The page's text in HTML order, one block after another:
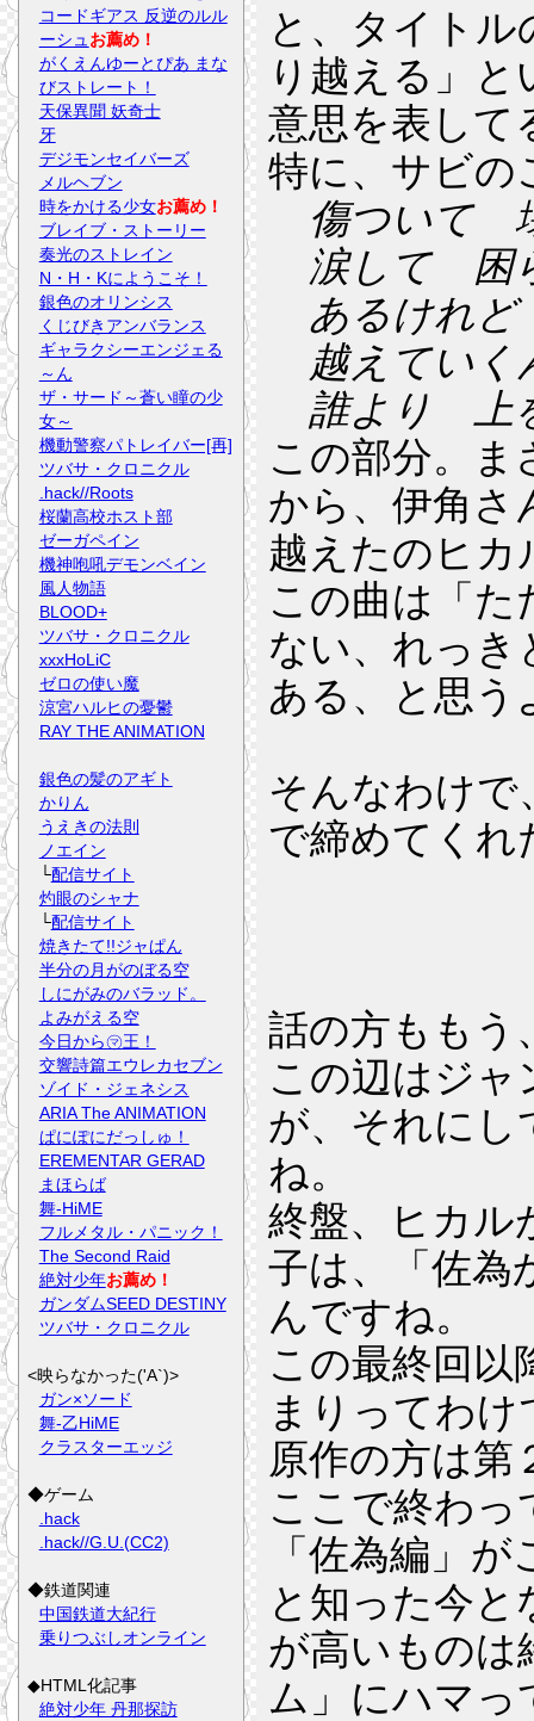
と、タイトルの「Get Over
り越える」
意思を表して
特に、サビの
傷ついて
涙して 困
あるけれど
越えていく
誰より 上
この部分。ま
から、伊角さ
越えたのヒカ
この曲は「
ない、れっ
ある、と思う
そんなわけで
で締めてくれ
話の方ももう
この辺はジ
が、それにし
ね。
終盤、ヒカル
子は、「佐為
んですね。
この最終回以
まりってわけ
原作の方は第
ここで終わっ
「佐為編」
と知った今と
が高いものは
ム」にハマっ
コードギアス 反逆のルル
ーシュ お薦め！
がくえんゆーとぴあ まな
びストレート！
天保異聞 妖奇士
牙
デジモンセイバーズ
メルヘブン
時をかける少女お薦め！
ブレイブ・ストーリー
奏光のストレイン
N・H・Kにようこそ！
銀色のオリンシス
くじびきアンバランス
ギャラクシーエンジェる
～ん
ザ・サード～蒼い瞳の少
女～
機動警察パトレイバー[再]
ツバサ・クロニクル
.hack//Roots
桜蘭高校ホスト部
ゼーガペイン
機神咆吼デモンベイン
風人物語
BLOOD+
ツバサ・クロニクル
xxxHoLiC
ゼロの使い魔
涼宮ハルヒの憂鬱
RAY THE ANIMATION
銀色の髪のアギト
かりん
うえきの法則
ノエイン
└配信サイト
灼眼のシャナ
└配信サイト
焼きたて!!ジャぱん
半分の月がのぼる空
しにがみのバラッド。
よみがえる空
今日から㋮王！
交響詩篇エウレカセブン
ゾイド・ジェネシス
ARIA The ANIMATION
ぱにぽにだっしゅ！
EREMENTAR GERAD
まほらば
舞-HiME
フルメタル・パニック！
The Second Raid
絶対少年お薦め！
ガンダムSEED DESTINY
ツバサ・クロニクル
<映らなかった('A`)>
ガン×ソード
舞-乙HiME
クラスターエッジ
◆ゲーム
.hack
.hack//G.U.(CC2)
◆鉄道関連
中国鉄道大紀行
乗りつぶしオンライン
◆HTML化記事
絶対少年 丹那探訪